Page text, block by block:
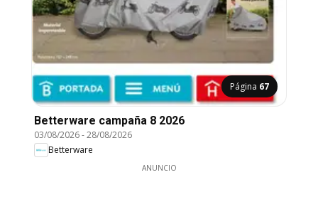
Página 67
Betterware campaña 8 2026
03/08/2026-28/08/2026
Betterware
ANUNCIO